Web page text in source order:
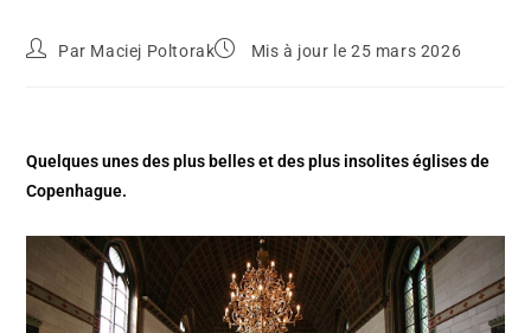
Par Maciej Poltorak Mis à jour le 25 mars 2026
Quelques unes des plus belles et des plus insolites églises de
Copenhague.